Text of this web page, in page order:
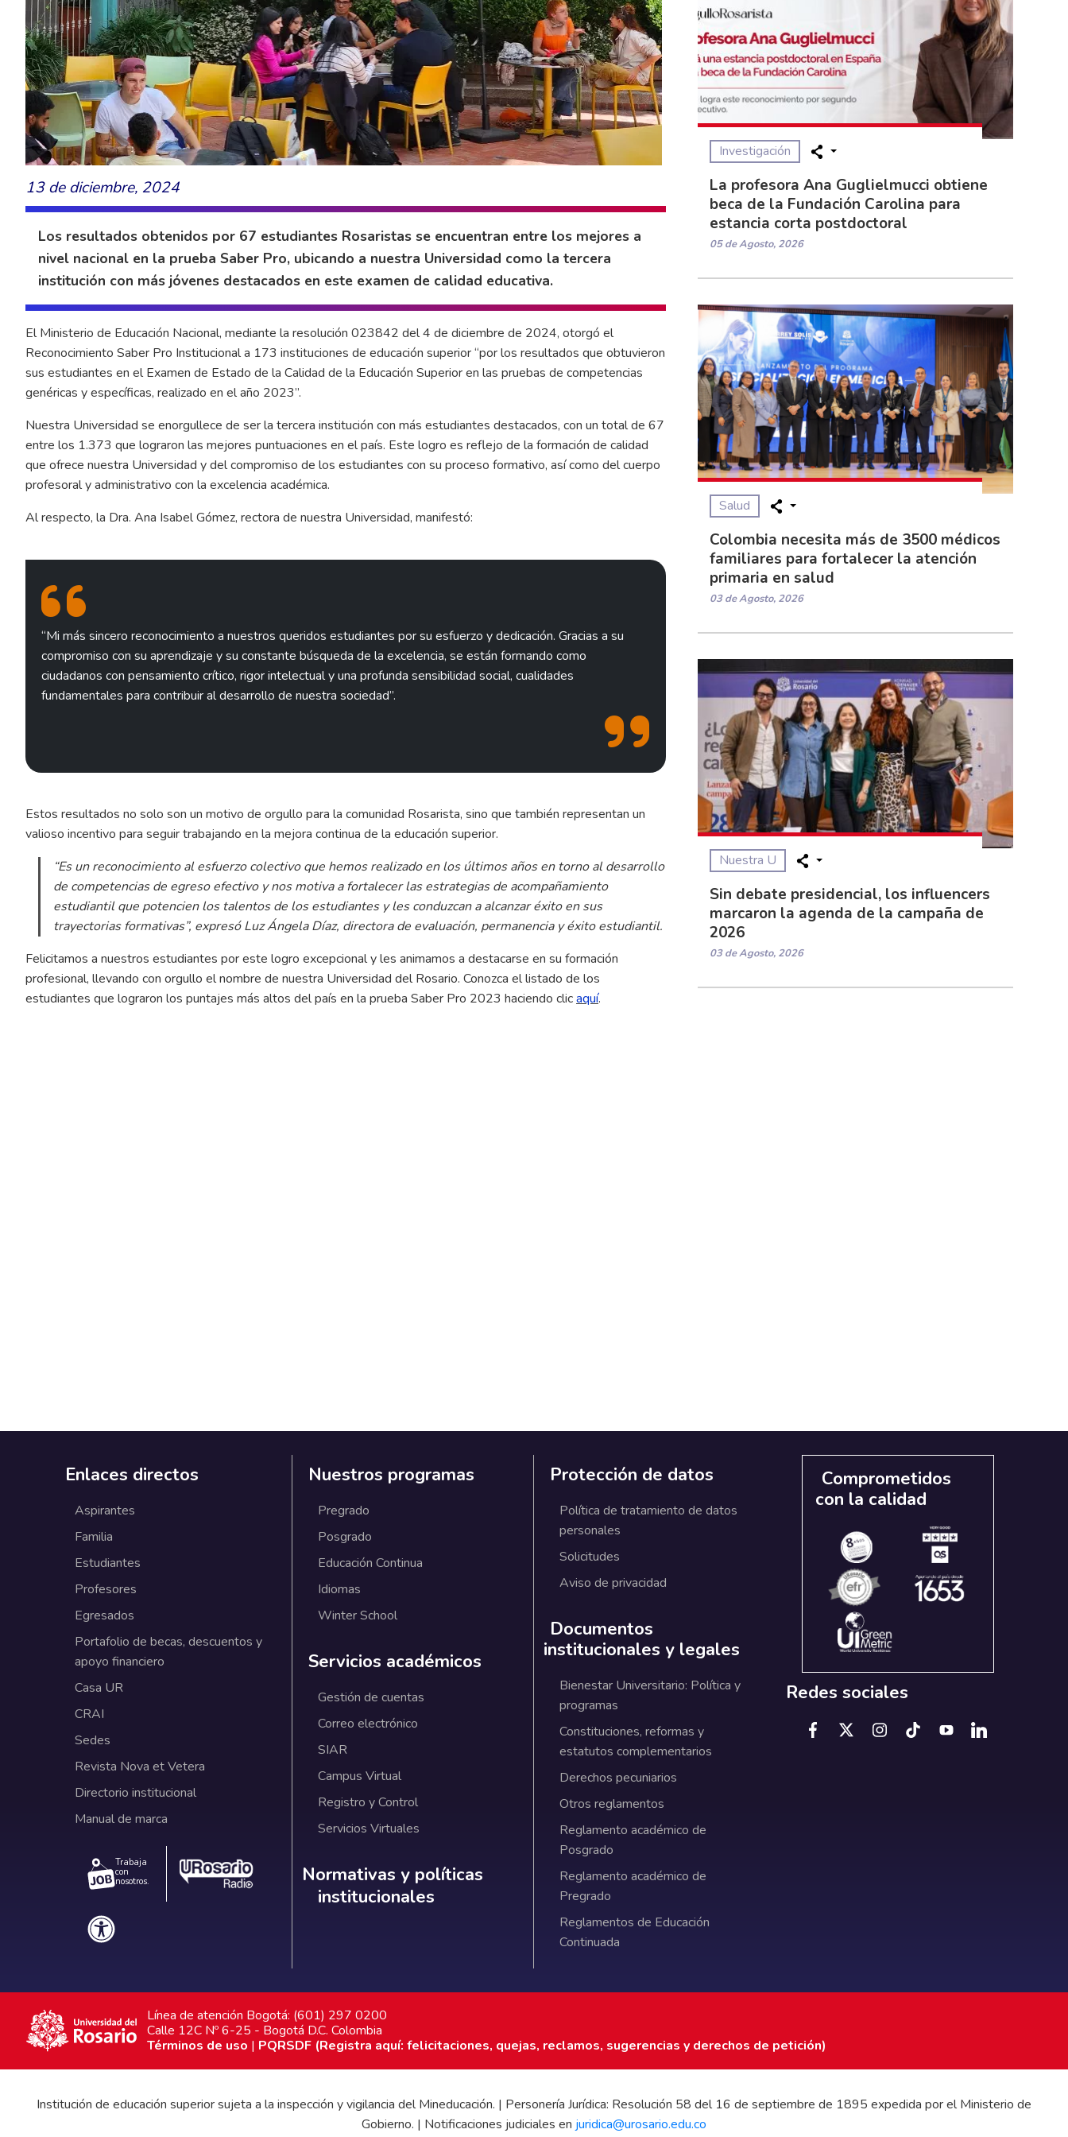
13 de diciembre, 2024
Los resultados obtenidos por 67 estudiantes Rosaristas se encuentran entre los mejores a
nivel nacional en la prueba Saber Pro, ubicando a nuestra Universidad como la tercera
institución con más jóvenes destacados en este examen de calidad educativa.
El Ministerio de Educación Nacional, mediante la resolución 023842 del 4 de diciembre de 2024, otorgó el
Reconocimiento Saber Pro Institucional a 173 instituciones de educación superior “por los resultados que obtuvieron
sus estudiantes en el Examen de Estado de la Calidad de la Educación Superior en las pruebas de competencias
genéricas y específicas, realizado en el año 2023”.
Nuestra Universidad se enorgullece de ser la tercera institución con más estudiantes destacados, con un total de 67
entre los 1.373 que lograron las mejores puntuaciones en el país. Este logro es reflejo de la formación de calidad
que ofrece nuestra Universidad y del compromiso de los estudiantes con su proceso formativo, así como del cuerpo
profesoral y administrativo con la excelencia académica.
Al respecto, la Dra. Ana Isabel Gómez, rectora de nuestra Universidad, manifestó:
“Mi más sincero reconocimiento a nuestros queridos estudiantes por su esfuerzo y dedicación. Gracias a su
compromiso con su aprendizaje y su constante búsqueda de la excelencia, se están formando como
ciudadanos con pensamiento crítico, rigor intelectual y una profunda sensibilidad social, cualidades
fundamentales para contribuir al desarrollo de nuestra sociedad”.
Estos resultados no solo son un motivo de orgullo para la comunidad Rosarista, sino que también representan un
valioso incentivo para seguir trabajando en la mejora continua de la educación superior.
“Es un reconocimiento al esfuerzo colectivo que hemos realizado en los últimos años en torno al desarrollo
de competencias de egreso efectivo y nos motiva a fortalecer las estrategias de acompañamiento
estudiantil que potencien los talentos de los estudiantes y les conduzcan a alcanzar éxito en sus
trayectorias formativas”, expresó Luz Ángela Díaz, directora de evaluación, permanencia y éxito estudiantil.
Felicitamos a nuestros estudiantes por este logro excepcional y les animamos a destacarse en su formación
profesional, llevando con orgullo el nombre de nuestra Universidad del Rosario. Conozca el listado de los
estudiantes que lograron los puntajes más altos del país en la prueba Saber Pro 2023 haciendo clicaquí.
Investigación
La profesora Ana Guglielmucci obtiene
beca de la Fundación Carolina para
estancia corta postdoctoral
05 de Agosto, 2026
Salud
Colombia necesita más de 3500 médicos
familiares para fortalecer la atención
primaria en salud
03 de Agosto, 2026
Nuestra U
Sin debate presidencial, los influencers
marcaron la agenda de la campaña de
2026
03 de Agosto, 2026
Enlaces directos
Aspirantes
Familia
Estudiantes
Profesores
Egresados
Portafolio de becas, descuentos y
apoyo financiero
Casa UR
CRAI
Sedes
Revista Nova et Vetera
Directorio institucional
Manual de marca
Trabaja
con
nosotros.
Nuestros programas
Pregrado
Posgrado
Educación Continua
Idiomas
Winter School
Servicios académicos
Gestión de cuentas
Correo electrónico
SIAR
Campus Virtual
Registro y Control
Servicios Virtuales
Normativas y políticas institucionales
Normativas y políticas
institucionales
Protección de datos
Política de tratamiento de datos
personales
Solicitudes
Aviso de privacidad
Documentos
institucionales y legales
Bienestar Universitario: Política y
programas
Constituciones, reformas y
estatutos complementarios
Derechos pecuniarios
Otros reglamentos
Reglamento académico de
Posgrado
Reglamento académico de
Pregrado
Reglamentos de Educación
Continuada
Comprometidos
con la calidad
Redes sociales
Línea de atención Bogotá: (601) 297 0200
Calle 12C Nº 6-25 - Bogotá D.C. Colombia
Términos de uso | PQRSDF (Registra aquí: felicitaciones, quejas, reclamos, sugerencias y derechos de petición)
Institución de educación superior sujeta a la inspección y vigilancia del Mineducación. | Personería Jurídica: Resolución 58 del 16 de septiembre de 1895 expedida por el Ministerio de
Gobierno. | Notificaciones judiciales en juridica@urosario.edu.co